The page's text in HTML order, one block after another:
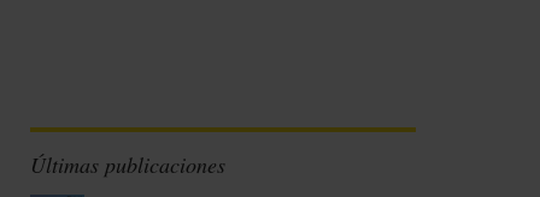
Últimas publicaciones